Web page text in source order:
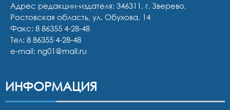
Адрес редакции-издателя: 346311, г. Зверево,
Ростовская область, ул. Обухова, 14
Факс: 8 86355 4-28-48
Тел: 8 86355 4-28-48
e-mail: ng01@mail.ru
ИНФОРМАЦИЯ